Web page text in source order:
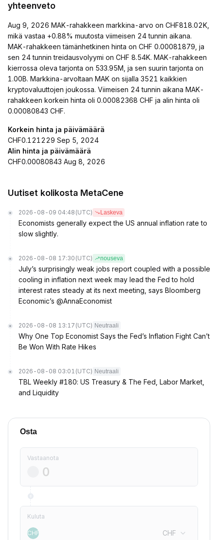
yhteenveto
Aug 9, 2026 MAK-rahakkeen markkina-arvo on CHF818.02K,
mikä vastaa +0.88% muutosta viimeisen 24 tunnin aikana.
MAK-rahakkeen tämänhetkinen hinta on CHF 0.00081879, ja
sen 24 tunnin treidausvolyymi on CHF 8.54K. MAK-rahakkeen
kierrossa oleva tarjonta on 533.95M, ja sen suurin tarjonta on
1.00B. Markkina-arvoltaan MAK on sijalla 3521 kaikkien
kryptovaluuttojen joukossa. Viimeisen 24 tunnin aikana MAK-
rahakkeen korkein hinta oli 0.00082368 CHF ja alin hinta oli
0.00080843 CHF.
Korkein hinta ja päivämäärä
CHF0.121229 Sep 5, 2024
Alin hinta ja päivämäärä
CHF0.00080843 Aug 8, 2026
Uutiset kolikosta MetaCene
2026-08-09 04:48 (UTC) Laskeva
Economists generally expect the US annual inflation rate to
slow slightly.
2026-08-08 17:30 (UTC) nouseva
July’s surprisingly weak jobs report coupled with a possible
cooling in inflation next week may lead the Fed to hold
interest rates steady at its next meeting, says Bloomberg
Economic’s @AnnaEconomist
2026-08-08 13:17 (UTC) Neutraali
Why One Top Economist Says the Fed’s Inflation Fight Can’t
Be Won With Rate Hikes
2026-08-08 03:01 (UTC) Neutraali
TBL Weekly #180: US Treasury & The Fed, Labor Market,
and Liquidity
Osta
Vastaanota
Kuluta
CHF CHF